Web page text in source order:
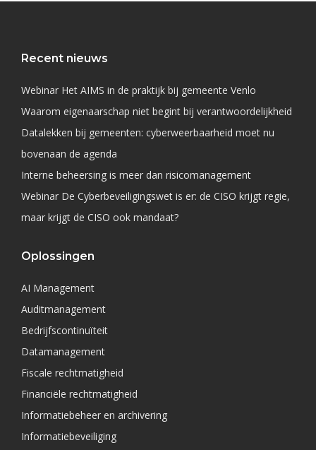
Recent nieuws
Webinar Het AIMS in de praktijk bij gemeente Venlo
Waarom eigenaarschap niet begint bij verantwoordelijkheid
Datalekken bij gemeenten: cyberweerbaarheid moet nu
bovenaan de agenda
Interne beheersing is meer dan risicomanagement
Webinar De Cyberbeveiligingswet is er: de CISO krijgt regie,
maar krijgt de CISO ook mandaat?
Oplossingen
AI Management
Auditmanagement
Bedrijfscontinuïteit
Datamanagement
Fiscale rechtmatigheid
Financiële rechtmatigheid
Informatiebeheer en archivering
Informatiebeveiliging